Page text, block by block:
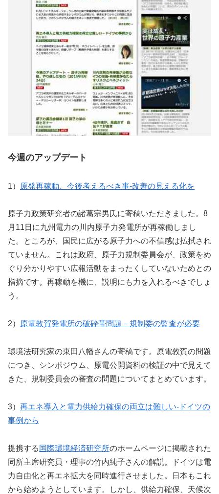
今週のアップデート
1） 原発再稼動、今後考えるべき事-改善の見える化を
原子力政策研究者の諸葛宗男氏に寄稿いただきました。8
月11日に九州電力の川内原子力発電所が再稼働しまし
た。ところが、国民に広がる原子力への不信感は払拭され
ていません。これは政府、原子力規制委員会が、政策をめ
ぐり分かりやすい広報活動をまったくしていないためとの
指摘です。再稼動を機に、説明にも力を入れるべきでしょ
う。
2） 原電敦賀発電所の破砕帯問題－規制委の監査が必要
環境法研究家の東田八幡さんの寄稿です。原電敦賀の問題
につき、シンポジウム、原電公開資料の検証の中で見えて
きた、規制委員会の審査の問題についてまとめています。
3） 再エネ導入と電力供給力確保の両立は難しい-ドイツの
事例から
提携する 国際環境経済研究所のホームページに掲載された
同所主席研究員・理事の竹内純子さんの解説。ドイツは電
力自由化と再エネ拡大を同時進行させました。日本もこれ
から始めようとしています。しかし、供給力確保、天候次